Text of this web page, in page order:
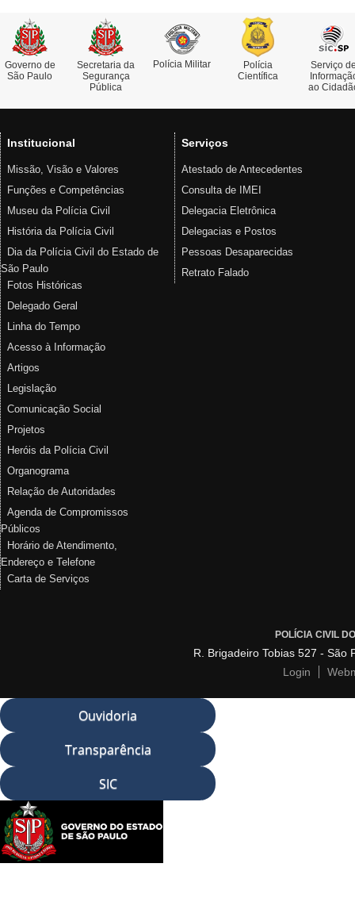
Governo de
São Paulo
Secretaria da
Segurança
Pública
Polícia Militar
Polícia
Científica
Serviço
ao
Institucional
Missão, Visão e Valores
Funções e Competências
Museu da Polícia Civil
História da Polícia Civil
Dia da Polícia Civil do Estado de
São Paulo
Fotos Históricas
Delegado Geral
Linha do Tempo
Acesso à Informação
Artigos
Legislação
Comunicação Social
Projetos
Heróis da Polícia Civil
Organograma
Relação de Autoridades
Agenda de Compromissos
Públicos
Horário de Atendimento,
Endereço e Telefone
Carta de Serviços
Serviços
Atestado de Antecedentes
Consulta de IMEI
Delegacia Eletrônica
Delegacias e Postos
Pessoas Desaparecidas
Retrato Falado
POLÍCIA CIVIL
R. Brigadeiro Tobias 527 - São
Login
Ouvidoria
Transparência
SIC